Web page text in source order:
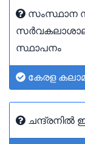
സംസ്ഥാന
സ്ഥാപനം
കേരള
ചന്ദ്രനിൽ